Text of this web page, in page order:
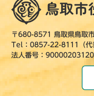
〒680-8571 鳥取県鳥取
Tel：0857-22-8111（代
法人番号：